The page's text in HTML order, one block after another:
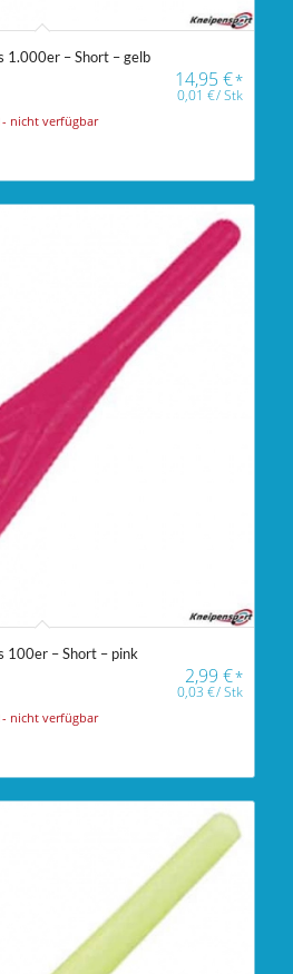
1.000er – Short – gelb
14,95€*
0,01€/Stk
- nicht verfügbar
100er – Short – pink
2,99€*
0,03€/Stk
- nicht verfügbar